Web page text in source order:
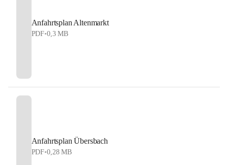
Anfahrtsplan Altenmarkt
PDF•0,3 MB
Anfahrtsplan Übersbach
PDF•0,28 MB